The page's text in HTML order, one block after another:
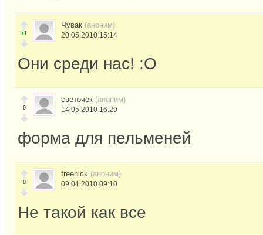
+1
Чувак (аноним)
20.05.2010 15:14
Они среди нас! :О
0
светочек (аноним)
14.05.2010 16:29
форма для пельменей
0
freenick (аноним)
09.04.2010 09:10
Не такой как все